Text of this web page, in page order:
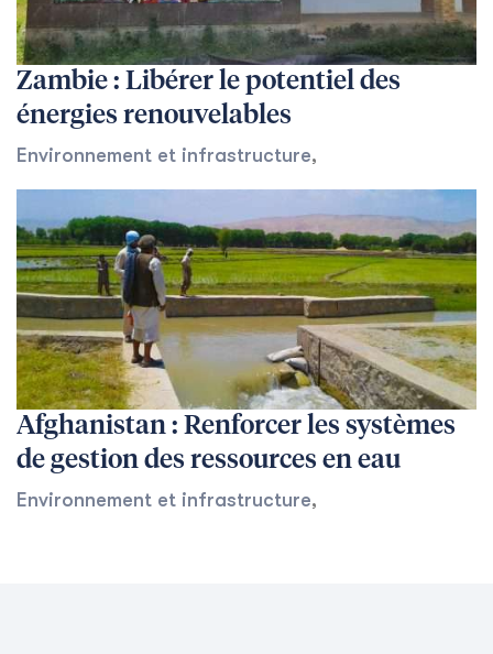
Zambie : Libérer le potentiel des
énergies renouvelables
Environnement et infrastructure,
Afghanistan : Renforcer les systèmes
de gestion des ressources en eau
Environnement et infrastructure,